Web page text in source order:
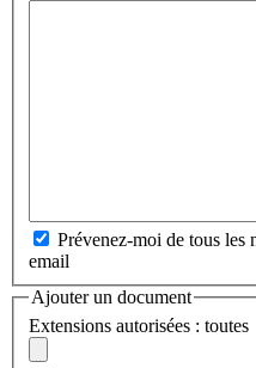
Prévenez-moi de tous les
email
Ajouter un document
Extensions autorisées : toutes